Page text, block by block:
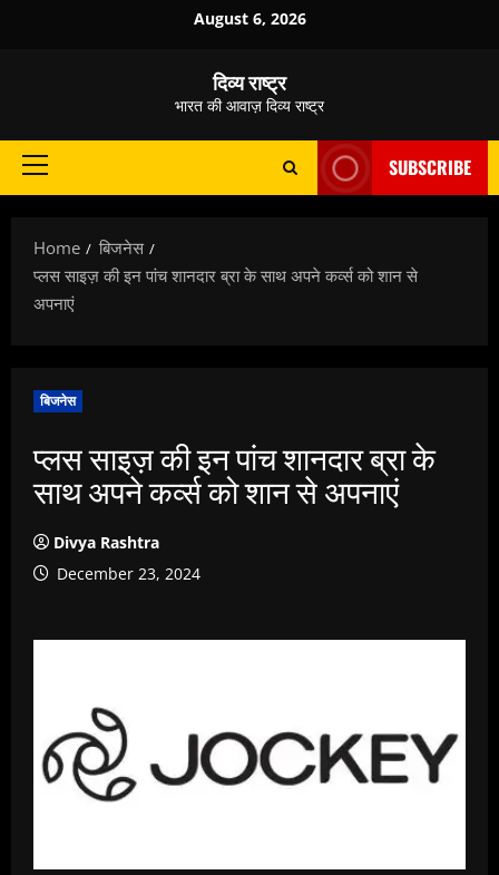
August 6, 2026
दिव्य राष्ट्र
भारत की आवाज़ दिव्य राष्ट्र
Primary
SUBSCRIBE
Home
बिजनेस
प्लस साइज़ की इन पांच शानदार ब्रा के साथ अपने कर्व्स को शान से
अपनाएं
बिजनेस
प्लस साइज़ की इन पांच शानदार ब्रा के
साथ अपने कर्व्स को शान से अपनाएं
Divya Rashtra
December 23, 2024